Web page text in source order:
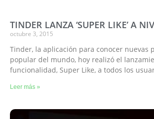
TINDER LANZA ‘SUPER LIKE’ A
octubre 3, 2015
Tinder, la aplicación para conocer nuevas
popular del mundo, hoy realizó el
funcionalidad, Super Like, a todos los
Leer más »